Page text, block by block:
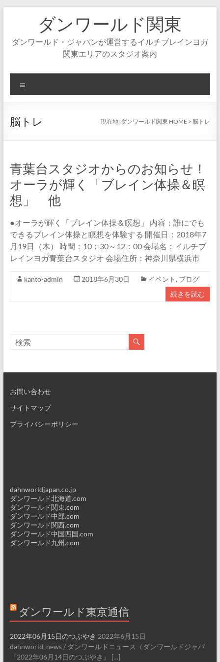
ダンワールド関東
ダンワールド・ジャパンが運営するイルチブレインヨガ
関東エリアのスタジオ案内
ニ
ー
脳トレ 現在地: ダンワールド関東 HOME > 脳トレ
青葉台スタジオからのお知らせ！
オーラが輝く「ブレイン体操＆瞑
想」 他
●オーラが輝く「ブレイン体操＆瞑想」 内容：誰にでも
できるブレイン体操と瞑想を体験する 開催日：2018年7
月19日（木） 時間：10：30～12：00 会場名：イルチブ
レインヨガ青葉台スタジオ 会場住所：神奈川県横浜市
kanto-admin 2018年6月30日 イベント , ブログ
続きを読む
お問い合わせ
サイトマップ
プライバシーポリシー
dahnworldjapan.co.jp
ダンワールド北海道.com
ダンワールド関東.com
ダンワールド中部.com
ダンワールド関西.com
ダンワールド中国四国.com
ダンワールド九州.com
ダンワールド東京通信
2022年06月15日のつぶやき 2022年6月15日
dahnworld_news / ダンワールドニュース（ダンワールドジャパ
『2022年06月14日のつぶやき』 […]